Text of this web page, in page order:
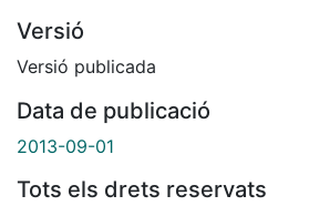
Versió
Versió publicada
Data de publicació
2013-09-01
Tots els drets reservats